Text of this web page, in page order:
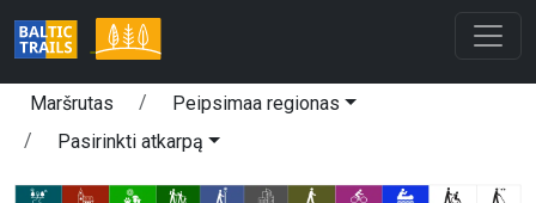
Maršrutas
Peipsimaa regionas
Pasirinkti atkarpą